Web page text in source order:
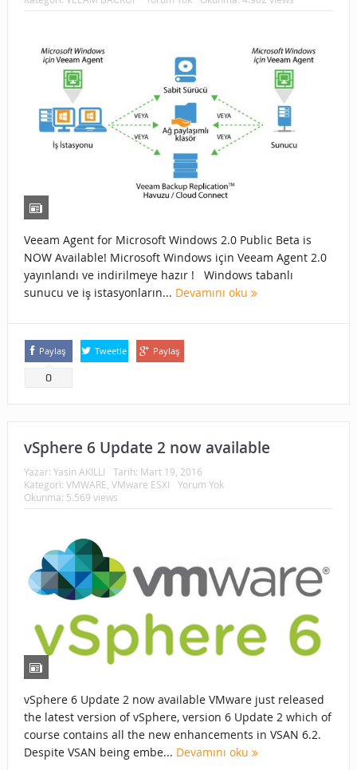
Veeam Agent for Microsoft Windows 2.0 Public Beta is
NOW Available! Microsoft Windows için Veeam Agent 2.0
yayınlandı ve indirilmeye hazır ! Windows tabanlı
sunucu ve iş istasyonların... Devamını oku
Paylaş
0
Tweetle Paylaş
vSphere 6 Update 2 now available
Yazar: Yasin AKILLI Tarih: Mart 19, 2016
Kategori: VMWARE VMware ESXI
Yorum Yok
Okunma: 5.569 views
vSphere 6 Update 2 now available VMware just released
the latest version of vSphere, version 6 Update 2 which of
course contains all the new enhancements in VSAN 6.2.
Despite VSAN being embe... Devamını oku